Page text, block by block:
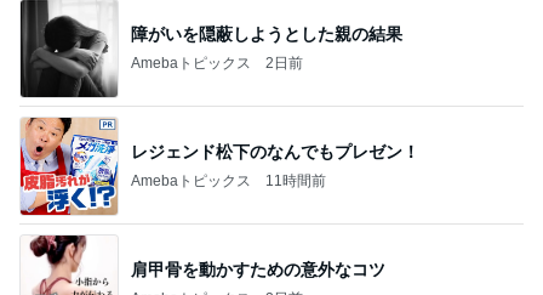
障がいを隠蔽しようとした親の結果
Amebaトピックス 2日前
レジェンド松下のなんでもプレゼン！
Amebaトピックス 11時間前
肩甲骨を動かすための意外なコツ